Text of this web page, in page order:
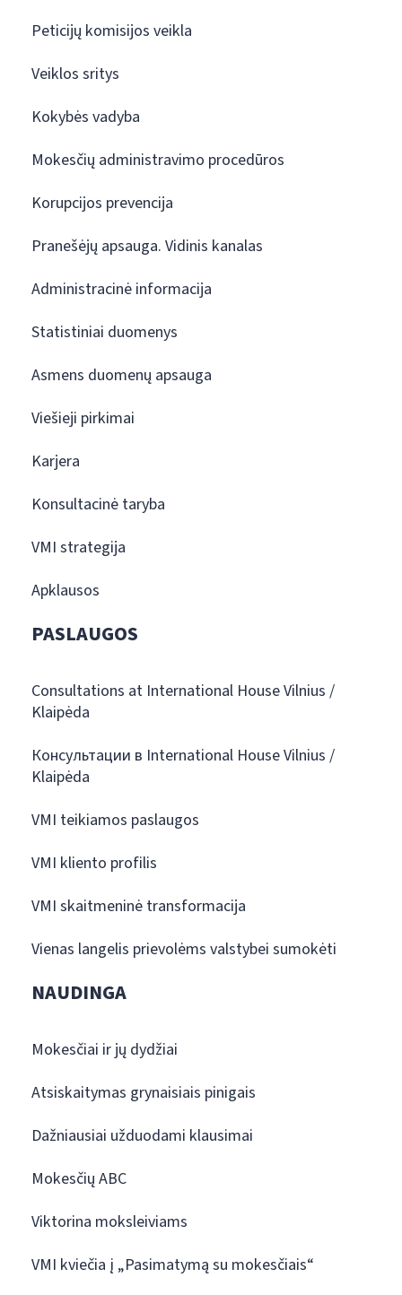
Peticijų komisijos veikla
Veiklos sritys
Kokybės vadyba
Mokesčių administravimo procedūros
Korupcijos prevencija
Pranešėjų apsauga. Vidinis kanalas
Administracinė informacija
Statistiniai duomenys
Asmens duomenų apsauga
Viešieji pirkimai
Karjera
Konsultacinė taryba
VMI strategija
Apklausos
PASLAUGOS
Consultations at International House Vilnius /
Klaipėda
Консультации в International House Vilnius /
Klaipėda
VMI teikiamos paslaugos
VMI kliento profilis
VMI skaitmeninė transformacija
Vienas langelis prievolėms valstybei sumokėti
NAUDINGA
Mokesčiai ir jų dydžiai
Atsiskaitymas grynaisiais pinigais
Dažniausiai užduodami klausimai
Mokesčių ABC
Viktorina moksleiviams
VMI kviečia į „Pasimatymą su mokesčiais“